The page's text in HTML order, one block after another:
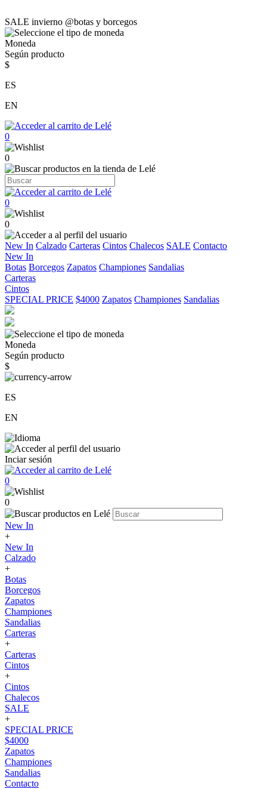
SALE invierno @botas y borcegos
Moneda
Según producto
$
ES
EN
0
0
0
0
New In Calzado Carteras Cintos Chalecos SALE Contacto
New In
Botas Borcegos Zapatos Championes Sandalias
Carteras
Cintos
SPECIAL PRICE $4000 Zapatos Championes Sandalias
Moneda
Según producto
$
ES
EN
Inciar sesión
0
0
New In
+
New In
Calzado
+
Botas
Borcegos
Zapatos
Championes
Sandalias
Carteras
+
Carteras
Cintos
+
Cintos
Chalecos
SALE
+
SPECIAL PRICE
$4000
Zapatos
Championes
Sandalias
Contacto